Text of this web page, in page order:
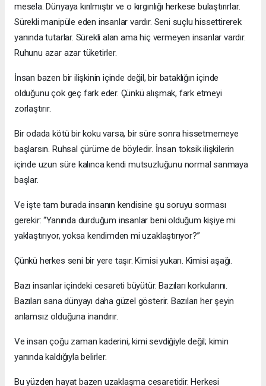
mesela. Dünyaya kırılmıştır ve o kırgınlığı herkese bulaştırırlar.
Sürekli manipüle eden insanlar vardır. Seni suçlu hissettirerek
yanında tutarlar. Sürekli alan ama hiç vermeyen insanlar vardır.
Ruhunu azar azar tüketirler.
İnsan bazen bir ilişkinin içinde değil, bir bataklığın içinde
olduğunu çok geç fark eder. Çünkü alışmak, fark etmeyi
zorlaştırır.
Bir odada kötü bir koku varsa, bir süre sonra hissetmemeye
başlarsın. Ruhsal çürüme de böyledir. İnsan toksik ilişkilerin
içinde uzun süre kalınca kendi mutsuzluğunu normal sanmaya
başlar.
Ve işte tam burada insanın kendisine şu soruyu sorması
gerekir: “Yanında durduğum insanlar beni olduğum kişiye mi
yaklaştırıyor, yoksa kendimden mi uzaklaştırıyor?”
Çünkü herkes seni bir yere taşır. Kimisi yukarı. Kimisi aşağı.
Bazı insanlar içindeki cesareti büyütür. Bazıları korkularını.
Bazıları sana dünyayı daha güzel gösterir. Bazıları her şeyin
anlamsız olduğuna inandırır.
Ve insan çoğu zaman kaderini, kimi sevdiğiyle değil; kimin
yanında kaldığıyla belirler.
Bu yüzden hayat bazen uzaklaşma cesaretidir. Herkesi